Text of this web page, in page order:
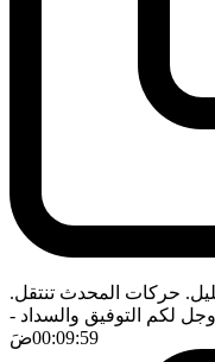
حركات المحدث تنتقل.
لكم التوفيق والسداد -
00:09:59ضَ